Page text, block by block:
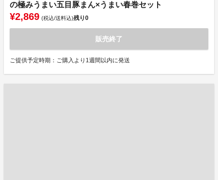
の極みうまい五目豚まん×うまい春巻セット
¥2,869 (税込/送料込)残り0
販売終了
ご提供予定時期：ご購入より1週間以内に発送